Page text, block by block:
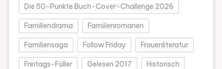
Die 50-Punkte Buch-Cover-Challenge 2026
Familiendrama Familienromanen
Familiensaga Follow Friday Frauenliteratur
Freitags-Füller Gelesen 2017 Historisch